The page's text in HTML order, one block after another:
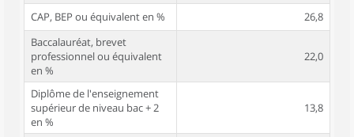
CAP, BEP ou équivalent en %
26,8
Baccalauréat, brevet
professionnel ou équivalent
en %
22,0
Diplôme de l'enseignement
supérieur de niveau bac + 2
en %
13,8